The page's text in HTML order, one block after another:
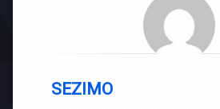
SEZIMO